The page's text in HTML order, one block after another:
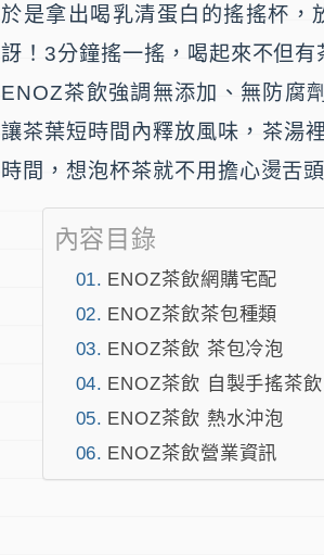
於是拿出喝乳清蛋白的搖搖杯
訝！3分鐘搖一搖，喝起來不但有
ENOZ茶飲強調無添加、無防腐
讓茶葉短時間內釋放風味，茶湯
時間，想泡杯茶就不用擔心燙舌
內容目錄
ENOZ茶飲網購宅配
ENOZ茶飲茶包種類
ENOZ茶飲 茶包冷泡
ENOZ茶飲 自製手搖茶飲
ENOZ茶飲 熱水沖泡
ENOZ茶飲營業資訊